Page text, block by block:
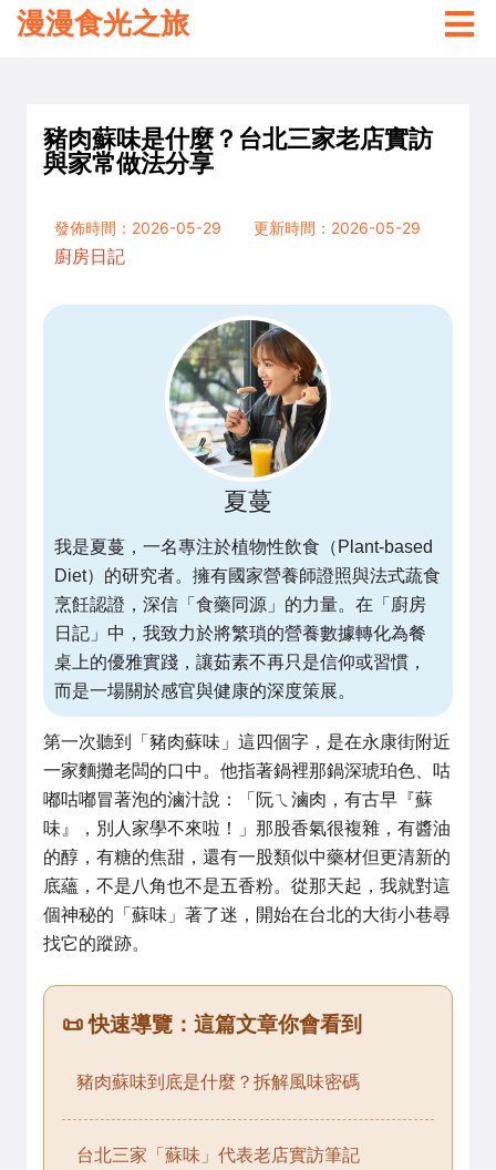
漫漫食光之旅
豬肉蘇味是什麼？台北三家老店實訪
與家常做法分享
發佈時間：2026-05-29
更新時間：2026-05-29
廚房日記
夏蔓
我是夏蔓，一名專注於植物性飲食（Plant-based
Diet）的研究者。擁有國家營養師證照與法式蔬食
烹飪認證，深信「食藥同源」的力量。在「廚房
日記」中，我致力於將繁瑣的營養數據轉化為餐
桌上的優雅實踐，讓茹素不再只是信仰或習慣，
而是一場關於感官與健康的深度策展。
第一次聽到「豬肉蘇味」這四個字，是在永康街附近
一家麵攤老闆的口中。他指著鍋裡那鍋深琥珀色、咕
嘟咕嘟冒著泡的滷汁說：「阮ㄟ滷肉，有古早『蘇
味』，別人家學不來啦！」那股香氣很複雜，有醬油
的醇，有糖的焦甜，還有一股類似中藥材但更清新的
底蘊，不是八角也不是五香粉。從那天起，我就對這
個神秘的「蘇味」著了迷，開始在台北的大街小巷尋
找它的蹤跡。
📜 快速導覽：這篇文章你會看到
豬肉蘇味到底是什麼？拆解風味密碼
台北三家「蘇味」代表老店實訪筆記